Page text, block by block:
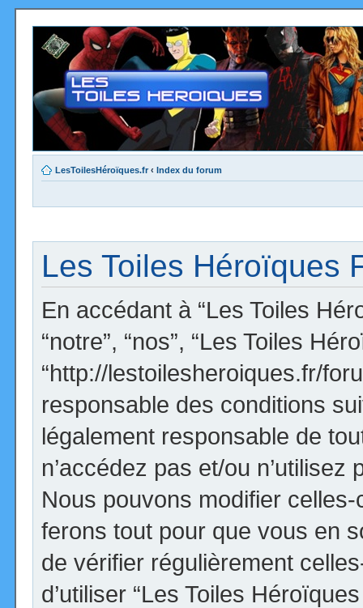
LesToilesHéroïques.fr ‹ Index du forum
Les Toiles Héroïques
En accédant à “Les Toiles
“notre”, “nos”, “Les Toiles
“http://lestoilesheroiques.fr/
responsable des conditions
légalement responsable de
n’accédez pas et/ou n’utilisez
Nous pouvons modifier
ferons tout pour que vous en
de vérifier régulièrement
d’utiliser “Les Toiles